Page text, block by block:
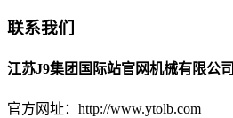
联系我们
江苏J9集团国际站官网机械有限公司
官方网址：http://www.ytolb.com